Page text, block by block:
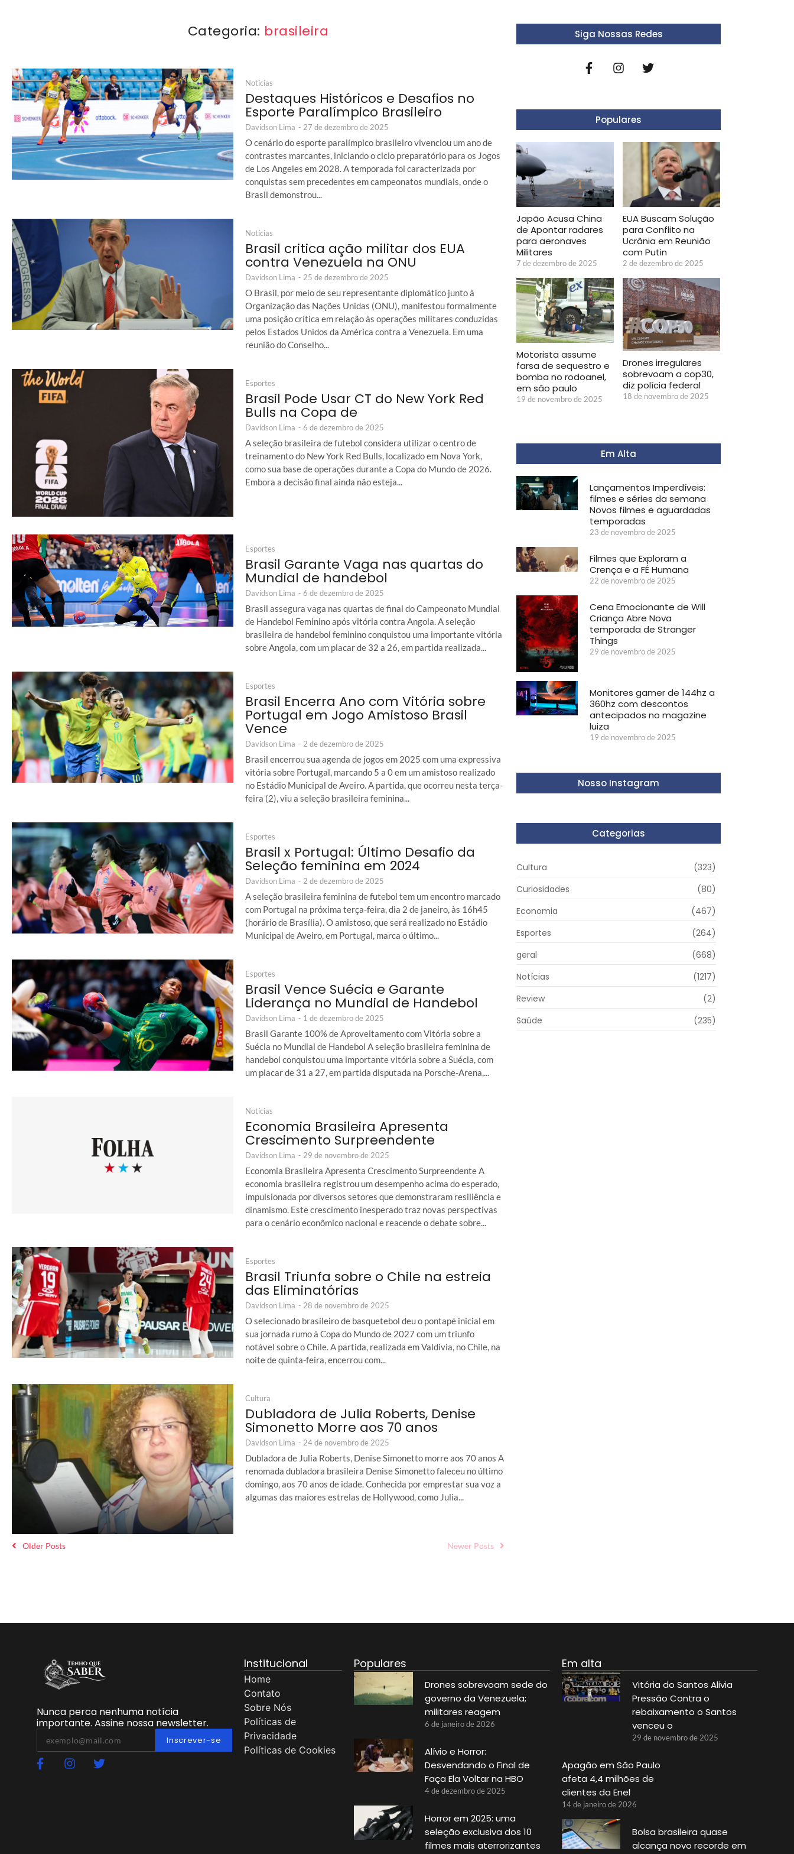
Categoria: brasileira
Notícias
Destaques Históricos e Desafios no
Esporte Paralímpico Brasileiro
Davidson Lima - 27 de dezembro de 2025
O cenário do esporte paralímpico brasileiro vivenciou um ano de
contrastes marcantes, iniciando o ciclo preparatório para os Jogos
de Los Angeles em 2028. A temporada foi caracterizada por
conquistas sem precedentes em campeonatos mundiais, onde o
Brasil demonstrou...
Notícias
Brasil critica ação militar dos EUA
contra Venezuela na ONU
Davidson Lima - 25 de dezembro de 2025
O Brasil, por meio de seu representante diplomático junto à
Organização das Nações Unidas (ONU), manifestou formalmente
uma posição crítica em relação às operações militares conduzidas
pelos Estados Unidos da América contra a Venezuela. Em uma
reunião do Conselho...
Esportes
Brasil Pode Usar CT do New York Red
Bulls na Copa de
Davidson Lima - 6 de dezembro de 2025
A seleção brasileira de futebol considera utilizar o centro de
treinamento do New York Red Bulls, localizado em Nova York,
como sua base de operações durante a Copa do Mundo de 2026.
Embora a decisão final ainda não esteja...
Esportes
Brasil Garante Vaga nas quartas do
Mundial de handebol
Davidson Lima - 6 de dezembro de 2025
Brasil assegura vaga nas quartas de final do Campeonato Mundial
de Handebol Feminino após vitória contra Angola. A seleção
brasileira de handebol feminino conquistou uma importante vitória
sobre Angola, com um placar de 32 a 26, em partida realizada...
Esportes
Brasil Encerra Ano com Vitória sobre
Portugal em Jogo Amistoso Brasil
Vence
Davidson Lima - 2 de dezembro de 2025
Brasil encerrou sua agenda de jogos em 2025 com uma expressiva
vitória sobre Portugal, marcando 5 a 0 em um amistoso realizado
no Estádio Municipal de Aveiro. A partida, que ocorreu nesta terça-
feira (2), viu a seleção brasileira feminina...
Esportes
Brasil x Portugal: Último Desafio da
Seleção feminina em 2024
Davidson Lima - 2 de dezembro de 2025
A seleção brasileira feminina de futebol tem um encontro marcado
com Portugal na próxima terça-feira, dia 2 de janeiro, às 16h45
(horário de Brasília). O amistoso, que será realizado no Estádio
Municipal de Aveiro, em Portugal, marca o último...
Esportes
Brasil Vence Suécia e Garante
Liderança no Mundial de Handebol
Davidson Lima - 1 de dezembro de 2025
Brasil Garante 100% de Aproveitamento com Vitória sobre a
Suécia no Mundial de Handebol A seleção brasileira feminina de
handebol conquistou uma importante vitória sobre a Suécia, com
um placar de 31 a 27, em partida disputada na Porsche-Arena,...
Notícias
Economia Brasileira Apresenta
Crescimento Surpreendente
Davidson Lima - 29 de novembro de 2025
Economia Brasileira Apresenta Crescimento Surpreendente A
economia brasileira registrou um desempenho acima do esperado,
impulsionada por diversos setores que demonstraram resiliência e
dinamismo. Este crescimento inesperado traz novas perspectivas
para o cenário econômico nacional e reacende o debate sobre...
Esportes
Brasil Triunfa sobre o Chile na estreia
das Eliminatórias
Davidson Lima - 28 de novembro de 2025
O selecionado brasileiro de basquetebol deu o pontapé inicial em
sua jornada rumo à Copa do Mundo de 2027 com um triunfo
notável sobre o Chile. A partida, realizada em Valdivia, no Chile, na
noite de quinta-feira, encerrou com...
Cultura
Dubladora de Julia Roberts, Denise
Simonetto Morre aos 70 anos
Davidson Lima - 24 de novembro de 2025
Dubladora de Julia Roberts, Denise Simonetto morre aos 70 anos A
renomada dubladora brasileira Denise Simonetto faleceu no último
domingo, aos 70 anos de idade. Conhecida por emprestar sua voz a
algumas das maiores estrelas de Hollywood, como Julia...
Older Posts Newer Posts
Siga Nossas Redes
Populares
Japão Acusa China
de Apontar radares
para aeronaves
Militares
7 de dezembro de 2025
EUA Buscam Solução
para Conflito na
Ucrânia em Reunião
com Putin
2 de dezembro de 2025
Motorista assume
farsa de sequestro e
bomba no rodoanel,
em são paulo
19 de novembro de 2025
Drones irregulares
sobrevoam a cop30,
diz polícia federal
18 de novembro de 2025
Em Alta
Lançamentos Imperdíveis:
filmes e séries da semana
Novos filmes e aguardadas
temporadas
23 de novembro de 2025
Filmes que Exploram a
Crença e a FÉ Humana
22 de novembro de 2025
Cena Emocionante de Will
Criança Abre Nova
temporada de Stranger
Things
29 de novembro de 2025
Monitores gamer de 144hz a
360hz com descontos
antecipados no magazine
luiza
19 de novembro de 2025
Nosso Instagram
Categorias
Cultura
(323)
Curiosidades
(80)
Economia
(467)
Esportes
(264)
geral
(668)
Notícias
(1217)
Review
(2)
Saúde
(235)
Nunca perca nenhuma notícia
importante. Assine nossa newsletter.
Inscrever-se
Institucional
Home
Contato
Sobre Nós
Políticas de
Privacidade
Políticas de Cookies
Populares
Drones sobrevoam sede do
governo da Venezuela;
militares reagem
6 de janeiro de 2026
Alívio e Horror:
Desvendando o Final de
Faça Ela Voltar na HBO
4 de dezembro de 2025
Horror em 2025: uma
seleção exclusiva dos 10
filmes mais aterrorizantes
Em alta
Vitória do Santos Alivia
Pressão Contra o
rebaixamento o Santos
venceu o
29 de novembro de 2025
Apagão em São Paulo
afeta 4,4 milhões de
clientes da Enel
14 de janeiro de 2026
Bolsa brasileira quase
alcança novo recorde em